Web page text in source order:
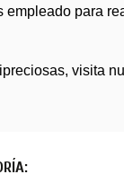
para
visita